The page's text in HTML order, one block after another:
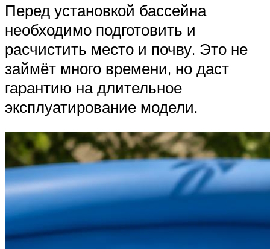
Перед установкой бассейна
необходимо подготовить и
расчистить место и почву. Это не
займёт много времени, но даст
гарантию на длительное
эксплуатирование модели.